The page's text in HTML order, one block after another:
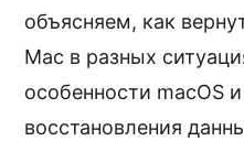
объясняем, как
Mac в разных
особенности macOS
восстановления